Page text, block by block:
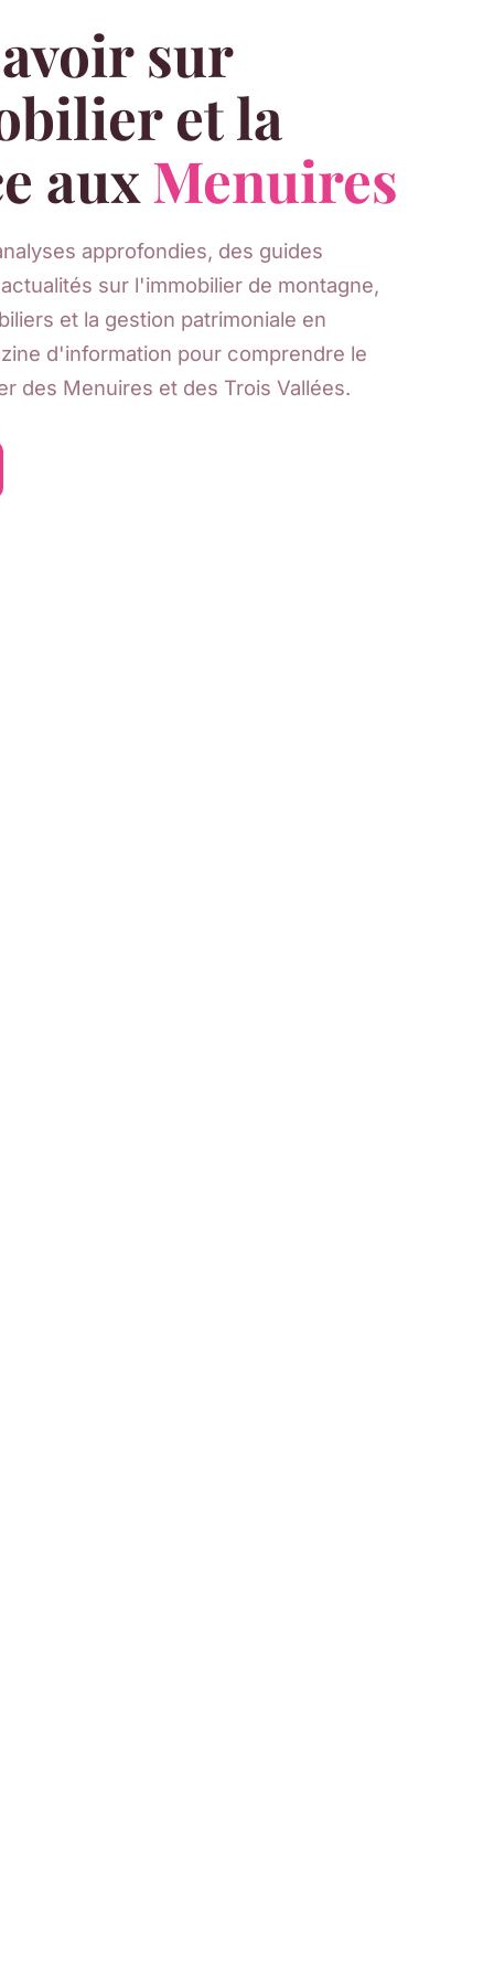
sur
et la
auxMenuires
approfondies, des guides
sur l'immobilier de montagne,
et la gestion patrimoniale en
d'information pour comprendre le
des Menuires et des Trois Vallées.